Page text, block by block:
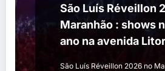
São Luís Réveillon
Maranhão : shows
ano na avenida
São Luís Réveillon 2026 no